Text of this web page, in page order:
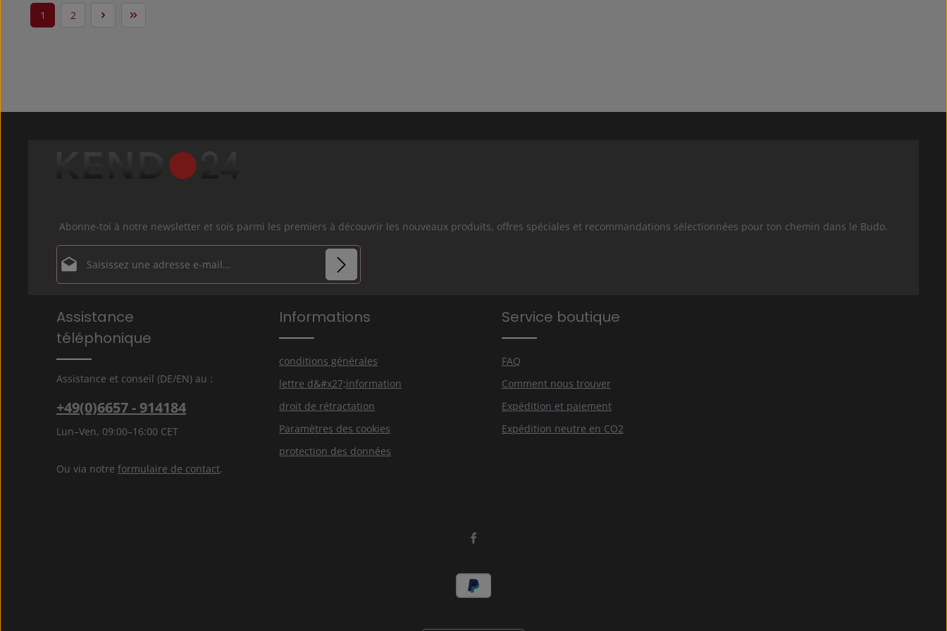
Page
1 Page
2
Abonne-toi à notre newsletter et sois parmi les premiers à découvrir les nouveaux produits, offres spéciales et recommandations sélectionnées pour ton chemin dans le Budo.
Adresse e-mail*
En sélectionnant Continuer, vous confirmez que vous avez lu
nosinformations sur la protection des données
avez accepté nos
Les champs marqués d'un astérisque (*) sont obligatoires.
Assistance
téléphonique
Assistance et conseil (DE/EN) au :
+49(0)6657 - 914184
Lun–Ven, 09:00–16:00 CET
Ou via notre formulaire de contact.
Informations
conditions générales
lettre d&#x27;information
droit de rétractation
Paramètres des cookies
protection des données
Service boutique
FAQ
Comment nous trouver
Expédition et paiement
Expédition neutre en CO2